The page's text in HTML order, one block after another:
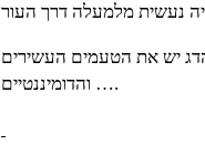
נעשית מלמעלה דרך העור
יש את הטעמים העשירים
והדומיננטיים ….